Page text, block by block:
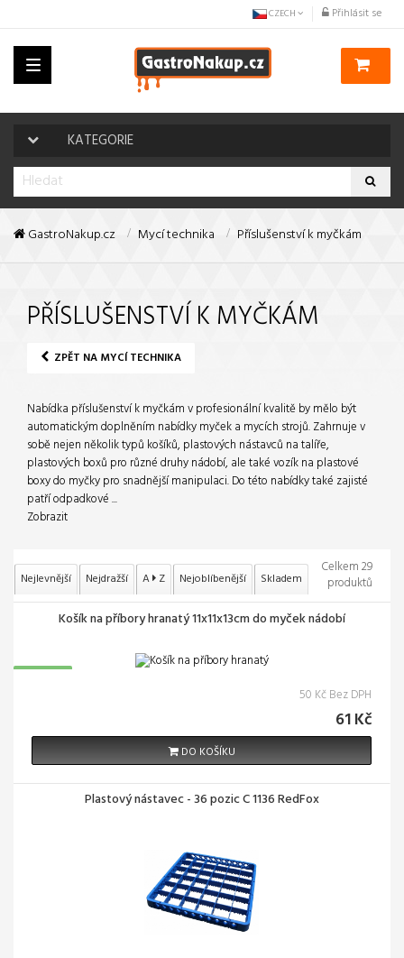
Přihlásit se
CZECH
Toggle
navigation
KATEGORIE
GastroNakup.cz Mycí technika Příslušenství k myčkám
PŘÍSLUŠENSTVÍ K MYČKÁM
ZPĚT NA MYCÍ TECHNIKA
Nabídka příslušenství k myčkám v profesionální kvalitě by mělo být
automatickým doplněním nabídky myček a mycích strojů. Zahrnuje v
sobě nejen několik typů košíků, plastových nástavců na talíře,
plastových boxů pro různé druhy nádobí, ale také vozík na plastové
boxy do myčky pro snadnější manipulaci. Do této nabídky také zajisté
patří odpadkové ...
Zobrazit
Nejlevnější Nejdražší A Z Nejoblíbenější Skladem
Celkem 29
produktů
Košík na příbory hranatý 11x11x13cm do myček nádobí
SKLADEM
50 Kč Bez DPH
61 Kč
DO KOŠÍKU
Plastový nástavec - 36 pozic C 1136 RedFox